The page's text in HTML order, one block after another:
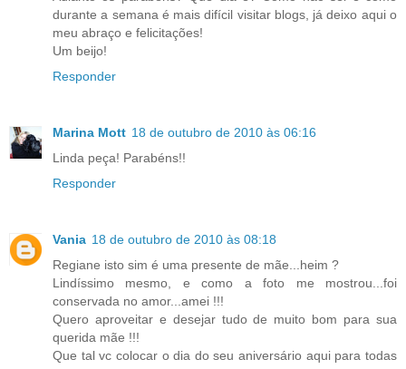
durante a semana é mais difícil visitar blogs, já deixo aqui o
meu abraço e felicitações!
Um beijo!
Responder
Marina Mott 18 de outubro de 2010 às 06:16
Linda peça! Parabéns!!
Responder
Vania 18 de outubro de 2010 às 08:18
Regiane isto sim é uma presente de mãe...heim ?
Lindíssimo mesmo, e como a foto me mostrou...foi
conservada no amor...amei !!!
Quero aproveitar e desejar tudo de muito bom para sua
querida mãe !!!
Que tal vc colocar o dia do seu aniversário aqui para todas